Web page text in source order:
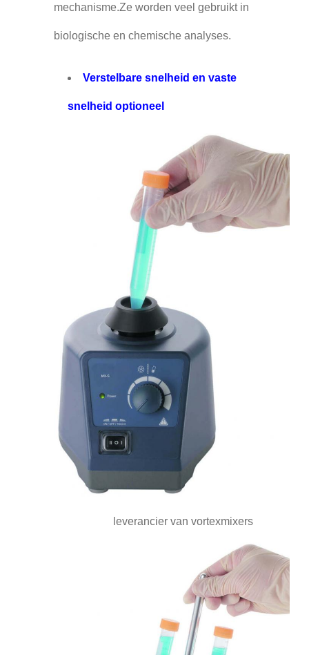
mechanisme.Ze worden veel gebruikt in
biologische en chemische analyses.
Verstelbare snelheid en vaste
snelheid optioneel
leverancier van vortexmixers